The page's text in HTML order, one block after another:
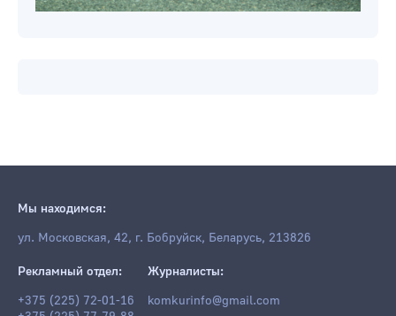
Мы находимся:
ул. Московская, 42, г. Бобруйск, Беларусь, 213826
Рекламный отдел:
+375 (225) 72-01-16
Журналисты:
komkurinfo@gmail.com